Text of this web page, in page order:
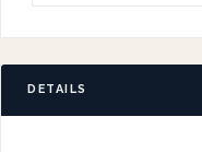
DETAILS